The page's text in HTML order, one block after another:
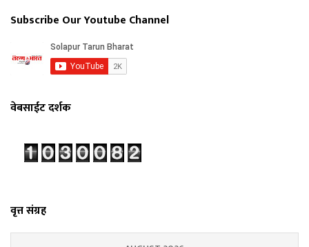
Subscribe Our Youtube Channel
वेबसाईट दर्शक
वृत्त संग्रह